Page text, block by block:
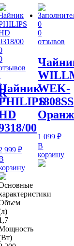
00
999 ₽
0
0
отзывов
WEK-
1808SS
1 099₽
В
корзину